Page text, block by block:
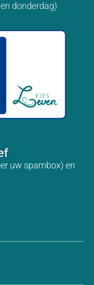
donderdag)
uw spambox) en